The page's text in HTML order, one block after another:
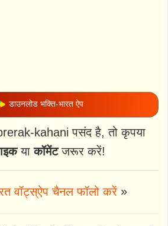
डाउनलोड भक्ति-भारत ऐप
kahani पसंद है, तो कृपया
याकॉमेंटजरूर करें!
वॉट्स्ऐप चैनल फॉलो करें»